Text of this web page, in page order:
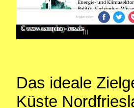
Das ideale
Küste